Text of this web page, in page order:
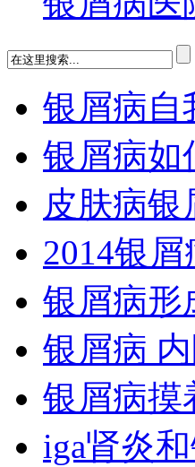
银屑病自
银屑病如
皮肤病银
2014银
银屑病形
银屑病
银屑病摸
iga肾炎